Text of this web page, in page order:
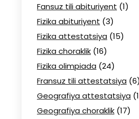
Fansuz tili abituriyent (1)
Fizika abituriyent (3)
Fizika attestatsiya (15)
Fizika choraklik (16)
Fizika olimpiada (24)
Fransuz tili attestatsiya (6)
Geografiya attestatsiya
Geografiya choraklik (17)